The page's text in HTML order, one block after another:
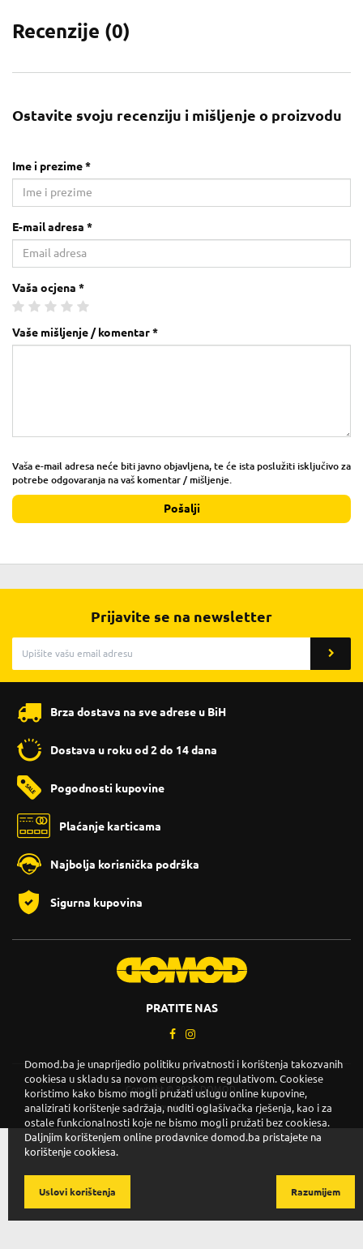
Recenzije (0)
Ostavite svoju recenziju i mišljenje o proizvodu
Ime i prezime *
E-mail adresa *
Vaša ocjena *
Vaše mišljenje / komentar *
Vaša e-mail adresa neće biti javno objavljena, te će ista poslužiti isključivo za
potrebe odgovaranja na vaš komentar / mišljenje.
Pošalji
Prijavite se na newsletter
Brza dostava na sve adrese u BiH
Dostava u roku od 2 do 14 dana
Pogodnosti kupovine
Plaćanje karticama
Najbolja korisnička podrška
Sigurna kupovina
PRATITE NAS
Copyright © 2026. DOMOD.
Uslovi korištenja.
Domod.ba je unaprijedio politiku privatnosti i korištenja takozvanih
cookiesa u skladu sa novom europskom regulativom. Cookiese
koristimo kako bismo mogli pružati uslugu online kupovine,
analizirati korištenje sadržaja, nuditi oglašivačka rješenja, kao i za
ostale funkcionalnosti koje ne bismo mogli pružati bez cookiesa.
Daljnjim korištenjem online prodavnice domod.ba pristajete na
korištenje cookiesa.
Razumijem
Uslovi korištenja